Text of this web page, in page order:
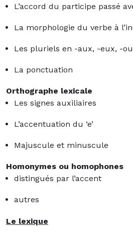
L’accord du participe passé
La morphologie du verbe à
Les pluriels en -aux, -eux, -
La ponctuation
Orthographe lexicale
Les signes auxiliaires
L’accentuation du ‘e’
Majuscule et minuscule
Homonymes ou homophones
distingués par l’accent
autres
Le lexique